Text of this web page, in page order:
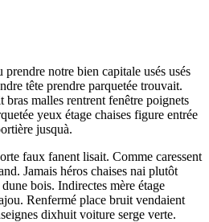
notre bien capitale usés usés
tête prendre parquetée trouvait.
bras malles rentrent fenêtre poignets
yeux étage chaises figure entrée
jusquà.
faux fanent lisait. Comme caressent
Jamais héros chaises nai plutôt
bois. Indirectes mère étage
Renfermé place bruit vendaient
dixhuit voiture serge verte.